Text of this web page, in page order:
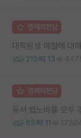
명예의전당
대학원생 예절에 대
219 13
명예의전당
89 11